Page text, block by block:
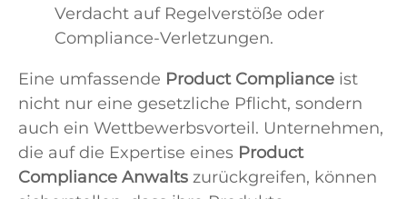
Verdacht auf Regelverstöße oder
Compliance-Verletzungen.
Eine umfassende Product Complianceist
nicht nur eine gesetzliche Pflicht, sondern
auch ein Wettbewerbsvorteil. Unternehmen,
die auf die Expertise eines Product
Compliance Anwaltszurückgreifen, können